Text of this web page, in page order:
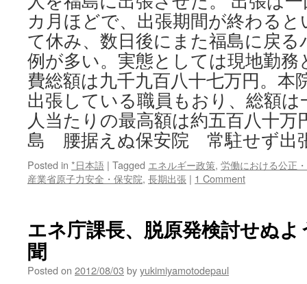
カ月ほどで、出張期間が終わる
て休み、数日後にまた福島に戻
例が多い。実態としては現地勤務
費総額は九千九百八十七万円。本
出張している職員もおり、総額
人当たりの最高額は約五百八十
島 腰据えぬ保安院 常駐せず出
Posted in *日本語 | Tagged エネルギー政策, 労働における公正
産業省原子力安全・保安院, 長期出張 | 1 Comment
エネ庁課長、脱原発検討せぬ
聞
Posted on 2012/08/03 byyukimiyamotodepaul